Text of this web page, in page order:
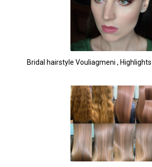
Bridal hairstyle Vouliagmeni ,